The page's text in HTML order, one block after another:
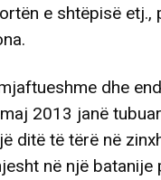
e shtëpisë
dhe
2013 janë
ditë të tërë në
në një batanije